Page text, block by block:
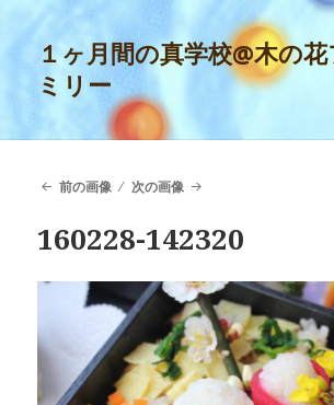
１ヶ月間の真学校@木の
ミリー
前の画像
次の画像
160228-142320